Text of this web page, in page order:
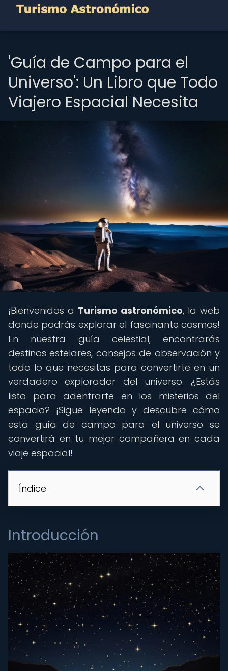
'Guía de Campo para el
Universo': Un Libro que Todo
Viajero Espacial Necesita
¡Bienvenidos a Turismo astronómico, la web
donde podrás explorar el fascinante cosmos!
En nuestra guía celestial, encontrarás
destinos estelares, consejos de observación y
todo lo que necesitas para convertirte en un
verdadero explorador del universo. ¿Estás
listo para adentrarte en los misterios del
espacio? ¡Sigue leyendo y descubre cómo
esta guía de campo para el universo se
convertirá en tu mejor compañera en cada
viaje espacial!
Índice
Introducción